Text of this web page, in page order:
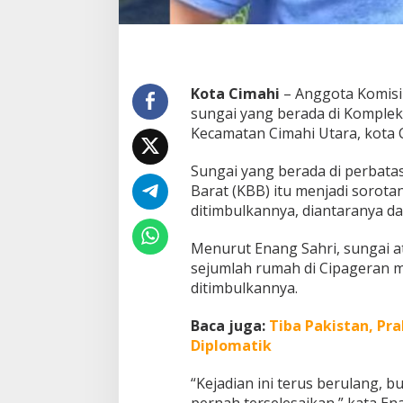
s
a
m
a
h
i
K
B
B
a
s
y
r
t
Kota Cimahi – Anggota
sungai yang berada di
Kecamatan Cimahi Utara, kota
Sungai yang berada di
Barat (KBB) itu menjadi
ditimbulkannya, diantaranya
Menurut Enang Sahri, sungai
sejumlah rumah di Cipageran
ditimbulkannya.
Baca juga: Tiba Pakistan,
Diplomatik
“Kejadian ini terus berulang,